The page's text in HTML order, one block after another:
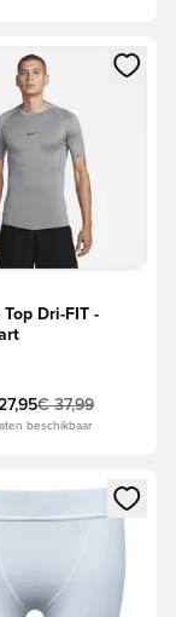
aan te melden als
venster om in te
Top Dri-FIT -
€ 37,99
beschikbaar
aan te melden als
venster om in te